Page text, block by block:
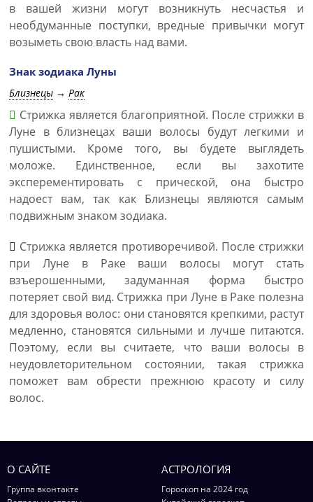
в вашей жизни могут возникнуть несчастья и
необдуманные поступки, вредные привычки могут
возыметь свою власть над вами.
Знак зодиака Луны
Близнецы → Рак
Стрижка является благоприятной. После стрижки в
Луне в близнецах ваши волосы будут легкими и
пушистыми. Кроме того, вы будете выглядеть
моложе. Единственное, если вы захотите
эксперементировать с прической, она быстро
надоест вам, так как Близнецы являются самым
подвижным знаком зодиака.
Стрижка является противоречивой. После стрижки
при Луне в Раке ваши волосы могут стать
взъерошенными, задуманная форма быстро
потеряет свой вид. Стрижка при Луне в Раке полезна
для здоровья волос: они становятся крепкими, растут
медленно, становятся сильными и лучше питаются.
Поэтому, если вы считаете, что ваши волосы в
неудовлеторительном состоянии, такая стрижка
поможет вам обрести прежнюю красоту и силу
волос.
О САЙТЕ
Группа вконтакте
АСТРОЛОГИЯ
Гороскоп на 2024 год